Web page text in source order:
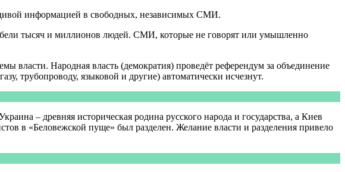
информацией в свободных, независимых СМИ.
тысяч и миллионов людей. СМИ, которые не говорят или умышленно
власти. Народная власть (демократия) проведёт референдум за объединение
трубопроводу, языковой и другие) автоматически исчезнут.
– древняя историческая родина русского народа и государства, а Киев
в «Беловежской пуще» был разделен. Желание власти и разделения привело